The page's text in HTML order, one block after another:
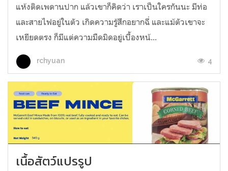
แห้งติดเพดานปาก แล้วเขาก็คิดว่า เราเป็นใครกันนะ มีท่อ
และสายไฟอยู่ในตัว เกิดความรู้สึกอยากฉี่ และแม้ตัวเขาจะ
เหยียดตรง ก็มีแต่ความมืดมิดอยู่เบื้องหน้...
rchyuan 4
เนื้อสัตว์แปรรูป